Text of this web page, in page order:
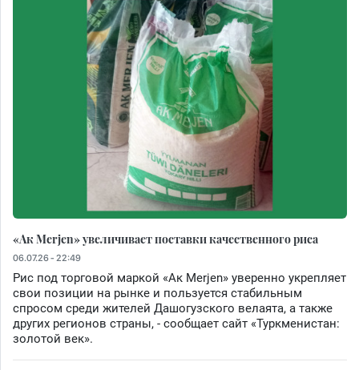
«Ак Merjen» увеличивает поставки качественного риса
06.07.26 - 22:49
Рис под торговой маркой «Ак Merjen» уверенно укрепляет
свои позиции на рынке и пользуется стабильным
спросом среди жителей Дашогузского велаята, а также
других регионов страны, - сообщает сайт «Туркменистан:
золотой век».